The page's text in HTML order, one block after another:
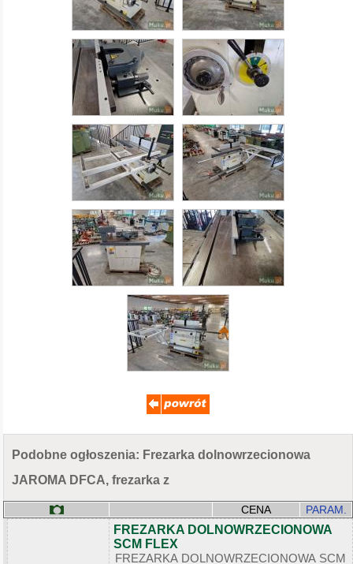
Podobne ogłoszenia: Frezarka dolnowrzecionowa
JAROMA DFCA, frezarka z
CENA PARAM.
FREZARKA DOLNOWRZECIONOWA
SCM FLEX
FREZARKA DOLNOWRZECIONOWA SCM